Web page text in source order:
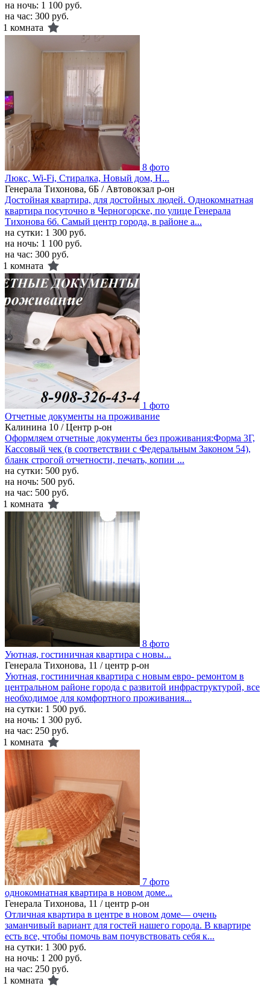
на ночь: 1 100 руб.
на час: 300 руб.
1 комната
8 фото
Люкс, Wi-Fi, Стиралка, Новый дом, Н...
Генерала Тихонова, 6Б / Автовокзал р-он
Достойная квартира, для достойных людей. Однокомнатная
квартира посуточно в Черногорске, по улице Генерала
Тихонова 6б. Самый центр города, в районе а...
на сутки: 1 300 руб.
на ночь: 1 100 руб.
на час: 300 руб.
1 комната
1 фото
Отчетные документы на проживание
Калинина 10 / Центр р-он
Оформляем отчетные документы без проживания:Форма 3Г,
Кассовый чек (в соответствии с Федеральным Законом 54),
бланк строгой отчетности, печать, копии ...
на сутки: 500 руб.
на ночь: 500 руб.
на час: 500 руб.
1 комната
8 фото
Уютная, гостиничная квартира с новы...
Генерала Тихонова, 11 / центр р-он
Уютная, гостиничная квартира с новым евро- ремонтом в
центральном районе города с развитой инфраструктурой, все
необходимое для комфортного проживания...
на сутки: 1 500 руб.
на ночь: 1 300 руб.
на час: 250 руб.
1 комната
7 фото
однокомнатная квартира в новом доме...
Генерала Тихонова, 11 / центр р-он
Отличная квартира в центре в новом доме— очень
заманчивый вариант для гостей нашего города. В квартире
есть все, чтобы помочь вам почувствовать себя к...
на сутки: 1 300 руб.
на ночь: 1 200 руб.
на час: 250 руб.
1 комната